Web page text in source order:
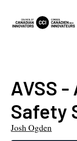
AVSS
Safety
Josh Ogden